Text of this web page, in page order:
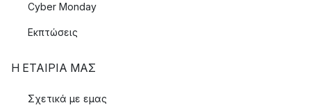
Cyber Monday
Εκπτώσεις
Η ΕΤΑΊΡΙΑ ΜΑΣ
Σχετικά με εμας